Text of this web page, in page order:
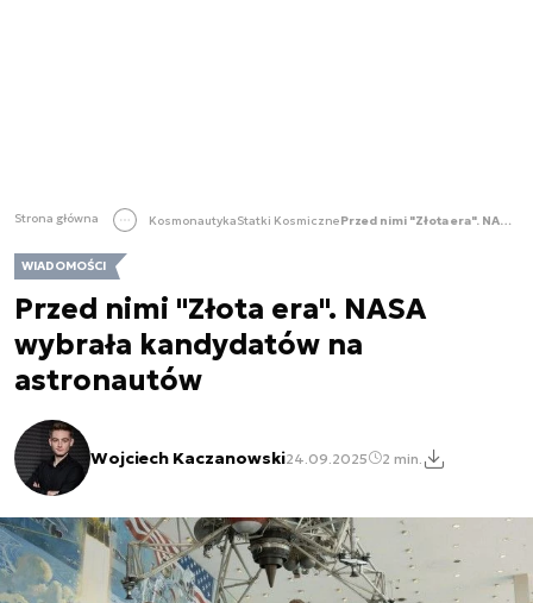
Strona główna KosmonautykaStatki Kosmiczne Przed nimi "Złota era". NASA wybrała kandydatów na astronautów
WIADOMOŚCI
Przed nimi "Złota era". NASA
wybrała kandydatów na
astronautów
Wojciech Kaczanowski24.09.2025 2 min.